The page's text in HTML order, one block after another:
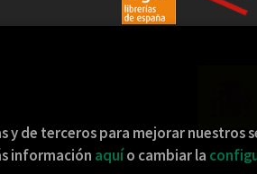
Esta actividad ha recibido
y de terceros para mejorar nuestros
información aquío cambiar la